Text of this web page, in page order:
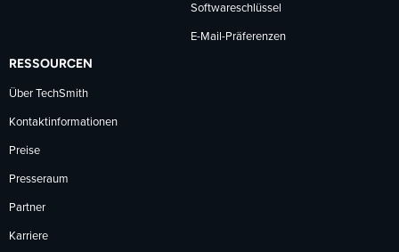
Softwareschlüssel
E-Mail-Präferenzen
RESSOURCEN
Über TechSmith
Kontaktinformationen
Preise
Presseraum
Partner
Karriere